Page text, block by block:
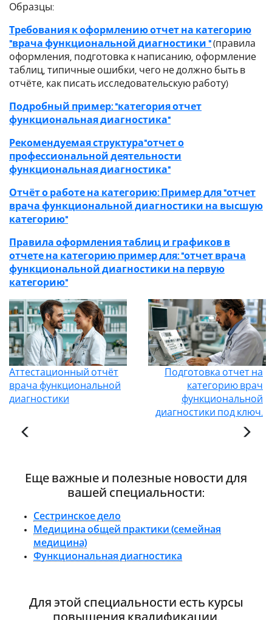
Образцы:
Требования к оформлению отчет на категорию
"врача функциональной диагностики "(правила
оформления, подготовка к написанию, оформление
таблиц, типичные ошибки, чего не должно быть в
отчёте, как писать исследовательскую работу)
Подробный пример: "категория отчет
функциональная диагностика"
Рекомендуемая структура"отчет о
профессиональной деятельности
функциональная диагностика"
Отчёт о работе на категорию: Пример для "отчет
врача функциональной диагностики на высшую
категорию"
Правила оформления таблиц и графиков в
отчете на категорию пример для: "отчет врача
функциональной диагностики на первую
категорию"
Аттестационный отчёт
врача функциональной
диагностики
Подготовка отчет на
категорию врач
функциональной
диагностики под ключ.
Еще важные и полезные новости для
вашей специальности:
Сестринское дело
Медицина общей практики (семейная
медицина)
Функциональная диагностика
Для этой специальности есть курсы